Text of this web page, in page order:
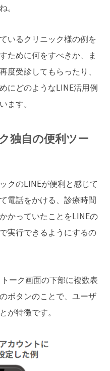
。
いるクリニック様の例を
ために何をすべきか、ま
度受診してもらったり、
にどのようなLINE活用例
ます。
独自の便利ツー
クのLINEが便利と感じて
電話をかける、診療時間
かっていたことをLINEの
実行できるようにするの
ーク画面の下部に複数表
ボタンのことで、ユーザ
が特徴です。